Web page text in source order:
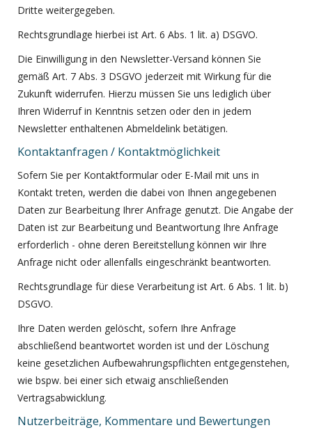
Dritte weitergegeben.
Rechtsgrundlage hierbei ist Art. 6 Abs. 1 lit. a) DSGVO.
Die Einwilligung in den Newsletter-Versand können Sie
gemäß Art. 7 Abs. 3 DSGVO jederzeit mit Wirkung für die
Zukunft widerrufen. Hierzu müssen Sie uns lediglich über
Ihren Widerruf in Kenntnis setzen oder den in jedem
Newsletter enthaltenen Abmeldelink betätigen.
Kontaktanfragen / Kontaktmöglichkeit
Sofern Sie per Kontaktformular oder E-Mail mit uns in
Kontakt treten, werden die dabei von Ihnen angegebenen
Daten zur Bearbeitung Ihrer Anfrage genutzt. Die Angabe der
Daten ist zur Bearbeitung und Beantwortung Ihre Anfrage
erforderlich - ohne deren Bereitstellung können wir Ihre
Anfrage nicht oder allenfalls eingeschränkt beantworten.
Rechtsgrundlage für diese Verarbeitung ist Art. 6 Abs. 1 lit. b)
DSGVO.
Ihre Daten werden gelöscht, sofern Ihre Anfrage
abschließend beantwortet worden ist und der Löschung
keine gesetzlichen Aufbewahrungspflichten entgegenstehen,
wie bspw. bei einer sich etwaig anschließenden
Vertragsabwicklung.
Nutzerbeiträge, Kommentare und Bewertungen